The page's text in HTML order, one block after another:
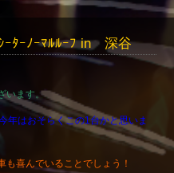
ﾀｰﾉｰﾏﾙﾙｰﾌ in 深谷
います。
はおそらくこの1台かと思いま
喜んでいることでしょう！